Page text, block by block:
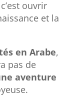
ouvrir
et la
en Arabe,
pas de
aventure